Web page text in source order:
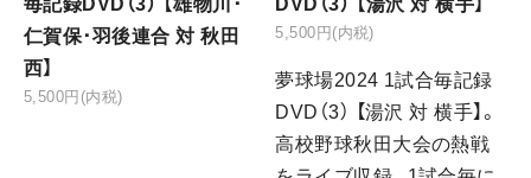
毎記録DVD（3） 【雄物川･
仁賀保･羽後連合 対 秋田
西】
5,500円(内税)
DVD（3） 【湯沢 対 横手】
5,500円(内税)
夢球場2024 1試合毎記録
DVD（3） 【湯沢 対 横手】。
高校野球秋田大会の熱戦